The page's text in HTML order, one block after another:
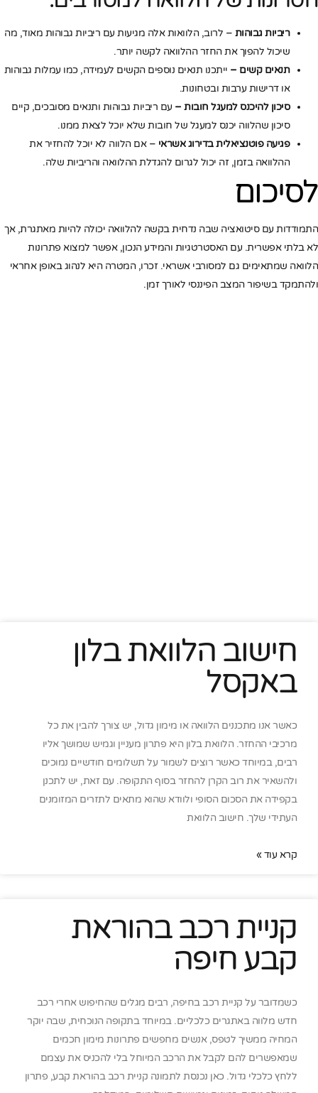
ריביות גבוהות – לרוב, הלוואות אלה מגיעות עם ריביות גבוהות מאוד, מה
שיכול להפוך את החזר ההלוואה לקשה יותר.
תנאים קשים – ייתכנו תנאים נוספים הקשים לעמידה, כמו עמלות גבוהות
או דרישות ערבות ובטחונות.
סיכון להיכנס למעגל חובות – עם ריביות גבוהות ותנאים מסובכים, קיים
סיכון שהלווה יכנס למעגל של חובות שלא יוכל לצאת ממנו.
פגיעה פוטנציאלית בדירוג אשראי – אם הלווה לא יוכל להחזיר את
ההלוואה בזמן, זה יכול לגרום להגדלת ההלוואה והריביות שלה.
לסיכום
התמודדות עם סיטואציה שבה נדחית בקשה להלוואה יכולה להיות מאתגרת, אך
לא בלתי אפשרית. עם האסטרטגיות והמידע הנכון, אפשר למצוא פתרונות
הלוואה שמתאימים גם למסורבי אשראי. זכרו, המטרה היא לנהוג באופן אחראי
ולהתמקד בשיפור המצב הפיננסי לאורך זמן.
חישוב הלוואת בלון
באקסל
כאשר אנו מתכננים הלוואה או מימון גדול, יש צורך להבין את כל
מרכיבי ההחזר. הלוואת בלון היא פתרון מעניין וגמיש שמושך אליו
רבים, במיוחד כאשר רוצים לשמור על תשלומים חודשיים נמוכים
ולהשאיר את רוב הקרן להחזר בסוף התקופה. עם זאת, יש לתכנן
בקפידה את הסכום הסופי ולוודא שהוא מתאים לתזרים המזומנים
העתידי שלך. חישוב הלוואת
קרא עוד »
קניית רכב בהוראת
קבע חיפה
כשמדובר על קניית רכב בחיפה, רבים מגלים שהחיפוש אחרי רכב
חדש מלווה באתגרים כלכליים. במיוחד בתקופה הנוכחית, שבה יוקר
המחיה ממשיך לטפס, אנשים מחפשים פתרונות מימון חכמים
שמאפשרים להם לקבל את הרכב המיוחל בלי להכניס את עצמם
ללחץ כלכלי גדול. כאן נכנסת לתמונה קניית רכב בהוראת קבע, פתרון